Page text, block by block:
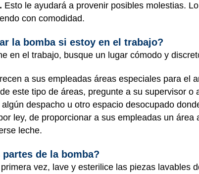
Esto le ayudará a provenir posibles molestias.
con comodidad.
la bomba si estoy en el trabajo?
en el trabajo, busque un lugar cómodo y
a sus empleadas áreas especiales para el
este tipo de áreas, pregunte a su supervisor
despacho u otro espacio desocupado
ley, de proporcionar a sus empleadas un
leche.
de la bomba?
vez, lave y esterilice las piezas lavables